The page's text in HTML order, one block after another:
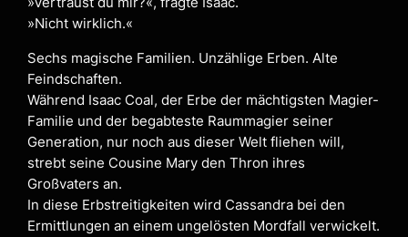
»Nicht wirklich.«
Sechs magische Familien. Unzählige Erben. Alte
Feindschaften.
Während Isaac Coal, der Erbe der mächtigsten Magier-
Familie und der begabteste Raummagier seiner
Generation, nur noch aus dieser Welt fliehen will,
strebt seine Cousine Mary den Thron ihres
Großvaters an.
In diese Erbstreitigkeiten wird Cassandra bei den
Ermittlungen an einem ungelösten Mordfall verwickelt.